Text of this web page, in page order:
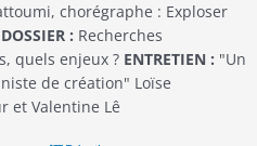
chorégraphe : Exploser
DOSSIER : Recherches
quels enjeux ? ENTRETIEN : "Un
de création" Loïse
et Valentine Lê